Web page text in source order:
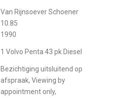
Van Rijnsoever Schoener
10.85
1990
1 Volvo Penta 43 pk Diesel
Bezichtiging uitsluitend op
afspraak, Viewing by
appointment only,